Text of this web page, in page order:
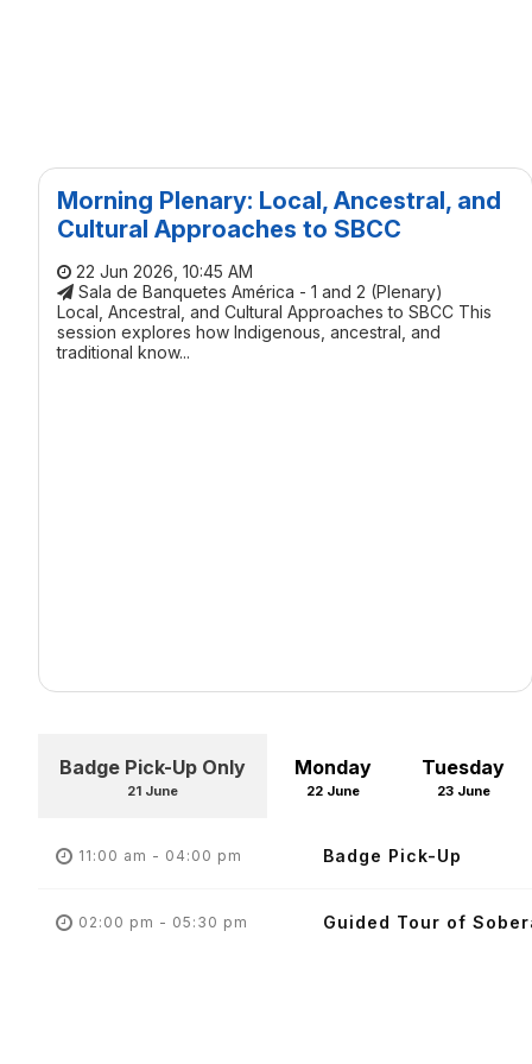
Morning Plenary: Local, Ancestral, and
Cultural Approaches to SBCC
22 Jun 2026, 10:45 AM
Sala de Banquetes América - 1 and 2 (Plenary)
Local, Ancestral, and Cultural Approaches to SBCC This
session explores how Indigenous, ancestral, and
traditional know...
Badge Pick-Up Only
21 June
Monday
22 June
Tuesday
23 June
11:00 am - 04:00 pm Badge Pick-Up
02:00 pm - 05:30 pm Guided Tour of